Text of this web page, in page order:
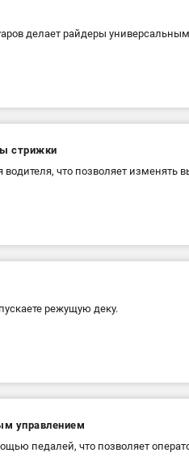
делает райдеры
стрижки
что позволяет изменять
режущую деку.
управлением
педалей, что позволяет